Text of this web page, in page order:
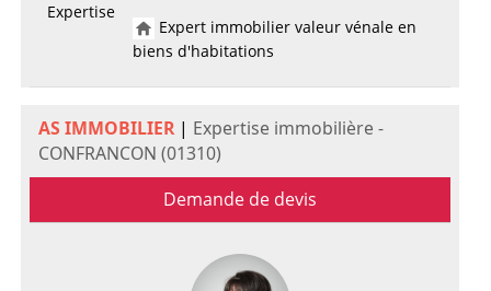
Expertise
Expert immobilier valeur vénale en
biens d'habitations
AS IMMOBILIER| Expertise immobilière -
CONFRANCON (01310)
Demande de devis